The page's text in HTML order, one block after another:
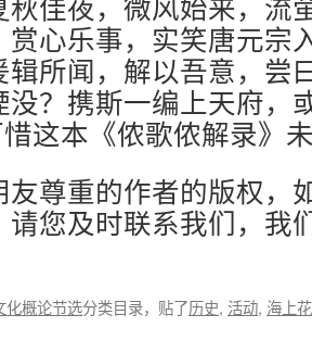
秋佳夜，微风始来，流
赏心乐事，实笑唐元宗
辑所闻，解以吾意，尝
没？携斯一编上天府，
惜这本《侬歌侬解录》
尊重的作者的版权，
请您及时联系我们，我
化概论节选分类目录，贴了历史, 活动, 海上花